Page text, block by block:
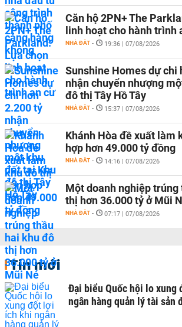
Căn hộ 2PN+ The
linh hoạt cho hành trình
NHÀ ĐẤT - 19:36 | 07/08/2026
Sunshine Homes dự chi
nhận chuyển nhượng
đô thị Tây Hồ Tây
NHÀ ĐẤT - 15:37 | 07/08/2026
Khánh Hòa đề xuất làm
hợp hơn 49.000 tỷ đồng
NHÀ ĐẤT - 14:16 | 07/08/2026
Một doanh nghiệp
thị hơn 36.000 tỷ ở Mũi
NHÀ ĐẤT - 07:17 | 07/08/2026
Tin mới
Đại biểu Quốc hội lo
ngân hàng quản lý tài sản